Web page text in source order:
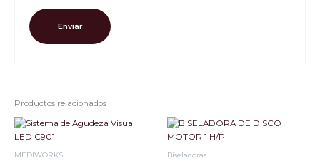
Productos relacionados
MEDIWORKS Biseladoras